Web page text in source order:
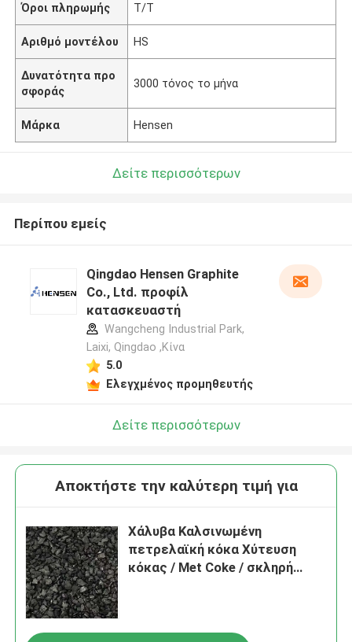
Όροι πληρωμής T/T
Αριθμό μοντέλου HS
Δυνατότητα προ
σφοράς
3000 τόνος το μήνα
Μάρκα Hensen
Δείτε περισσότερων
Περίπου εμείς
Qingdao Hensen Graphite
Co., Ltd. προφίλ
κατασκευαστή
Wangcheng Industrial Park,
Laixi, Qingdao ,Κίνα
5.0
Ελεγχμένος προμηθευτής
Δείτε περισσότερων
Αποκτήστε την καλύτερη τιμή για
Χάλυβα Καλσινωμένη
πετρελαϊκή κόκα Χύτευση
κόκας / Met Coke / σκληρή